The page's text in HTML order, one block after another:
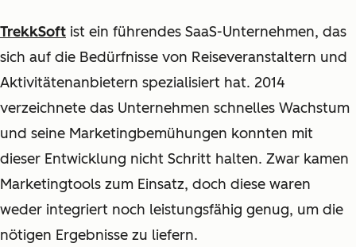
TrekkSoft ist ein führendes SaaS-Unternehmen, das
sich auf die Bedürfnisse von Reiseveranstaltern und
Aktivitätenanbietern spezialisiert hat. 2014
verzeichnete das Unternehmen schnelles Wachstum
und seine Marketingbemühungen konnten mit
dieser Entwicklung nicht Schritt halten. Zwar kamen
Marketingtools zum Einsatz, doch diese waren
weder integriert noch leistungsfähig genug, um die
nötigen Ergebnisse zu liefern.